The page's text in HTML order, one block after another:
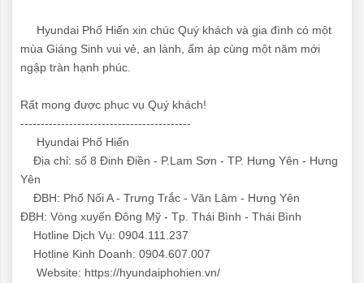
Hyundai Phố Hiến xin chúc Quý khách và gia đình có một
mùa Giáng Sinh vui vẻ, an lành, ấm áp cùng một năm mới
ngập tràn hạnh phúc.
Rất mong được phục vụ Quý khách!
------------------------------------------
Hyundai Phố Hiến
Địa chỉ: số 8 Đinh Điền - P.Lam Sơn - TP. Hưng Yên - Hưng
Yên
ĐBH: Phố Nối A - Trưng Trắc - Văn Lâm - Hưng Yên
ĐBH: Vòng xuyến Đông Mỹ - Tp. Thái Bình - Thái Bình
Hotline Dịch Vụ: 0904.111.237
Hotline Kinh Doanh: 0904.607.007
Website: https://hyundaiphohien.vn/